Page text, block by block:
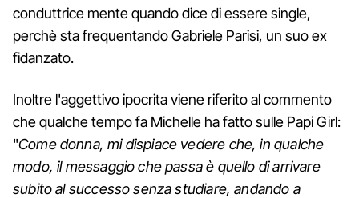
conduttrice mente quando dice di essere single,
perchè sta frequentando Gabriele Parisi, un suo ex
fidanzato.
Inoltre l'aggettivo ipocrita viene riferito al commento
che qualche tempo fa Michelle ha fatto sulle Papi Girl:
"Come donna, mi dispiace vedere che, in qualche
modo, il messaggio che passa è quello di arrivare
subito al successo senza studiare, andando a